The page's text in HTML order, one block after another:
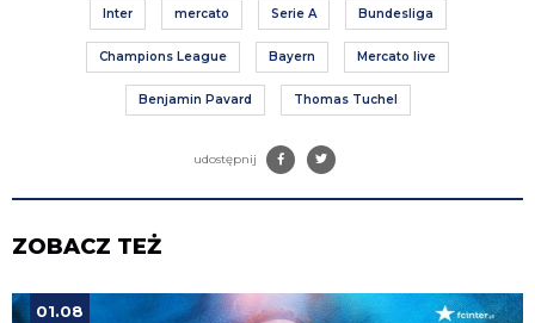
Inter mercato Serie A Bundesliga
Champions League Bayern Mercato live
Benjamin Pavard Thomas Tuchel
udostępnij
ZOBACZ TEŻ
01.08